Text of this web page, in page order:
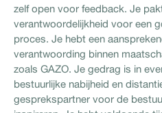
zelf open voor feedback. Je
verantwoordelijkheid voor een
proces. Je hebt een
verantwoording binnen
zoals GAZO. Je gedrag is in
bestuurlijke nabijheid en
gesprekspartner voor de